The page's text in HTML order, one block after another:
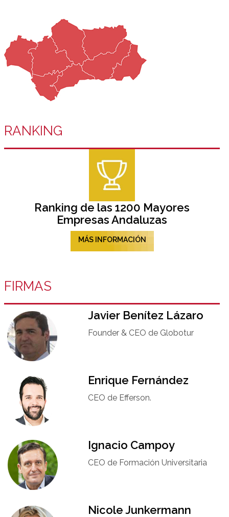
RANKING
Ranking de las 1200 Mayores
Empresas Andaluzas
MÁS INFORMACIÓN
FIRMAS
Javier Benítez Lázaro
Founder & CEO de Globotur​
Enrique Fernández
CEO de Efferson.
Ignacio Campoy​
CEO de Formación Universitaria​
Nicole Junkermann​